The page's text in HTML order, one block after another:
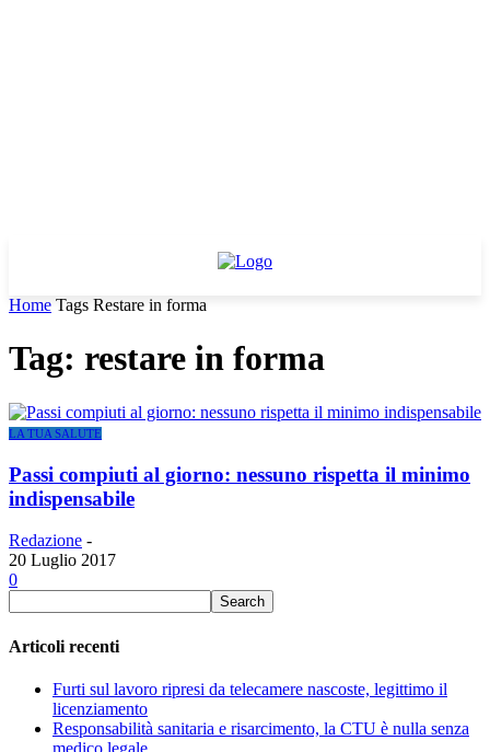
Home Tags Restare in forma
Tag: restare in forma
LA TUA SALUTE
Passi compiuti al giorno: nessuno rispetta il minimo
indispensabile
Redazione -
20 Luglio 2017
0
Articoli recenti
Furti sul lavoro ripresi da telecamere nascoste, legittimo il
licenziamento
Responsabilità sanitaria e risarcimento, la CTU è nulla senza
medico legale